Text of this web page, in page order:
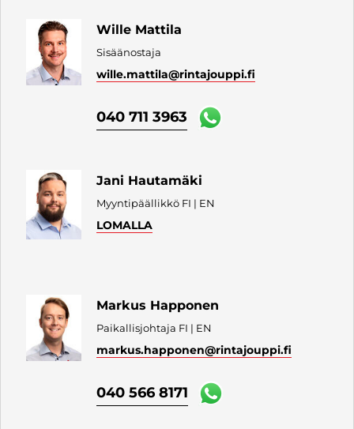
Wille Mattila
Sisäänostaja
wille.mattila@rintajouppi.fi
040 711 3963
Jani Hautamäki
Myyntipäällikkö FI | EN
LOMALLA
Markus Happonen
Paikallisjohtaja FI | EN
markus.happonen@rintajouppi.fi
040 566 8171